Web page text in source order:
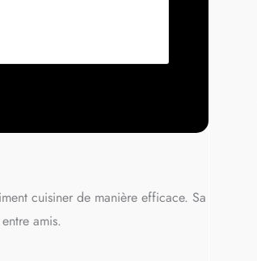
pour des
aux fours conventionnels).
& MATCH sur 2 tiroirs.
cuisiner de manière efficace. Sa
amis.